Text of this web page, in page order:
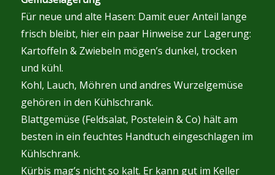
Für neue und alte Hasen: Damit euer Anteil lange
frisch bleibt, hier ein paar Hinweise zur Lagerung:
Kartoffeln & Zwiebeln mögen’s dunkel, trocken
und kühl.
Kohl, Lauch, Möhren und andres Wurzelgemüse
gehören in den Kühlschrank.
Blattgemüse (Feldsalat, Postelein & Co) hält am
besten in ein feuchtes Handtuch eingeschlagen im
Kühlschrank.
Kürbis mag’s nicht so kalt. Er kann gut im Keller